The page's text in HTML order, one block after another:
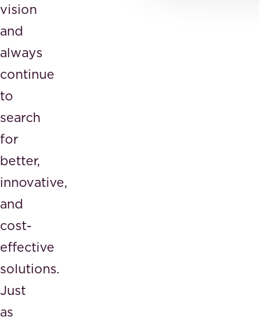
vision
and
always
continue
to
search
for
better,
innovative,
and
cost-
effective
solutions.
Just
as